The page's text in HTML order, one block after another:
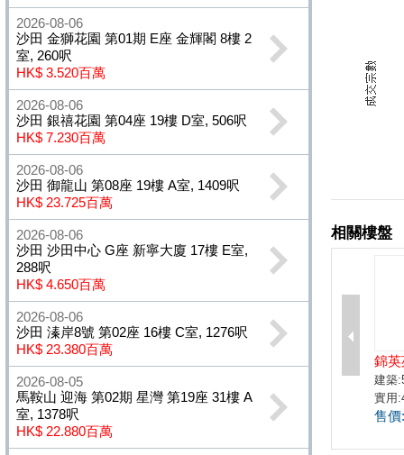
2026-08-06
沙田 金獅花園 第01期 E座 金輝閣 8樓 2
室, 260呎
HK$ 3.520百萬
2026-08-06
沙田 銀禧花園 第04座 19樓 D室, 506呎
HK$ 7.230百萬
2026-08-06
沙田 御龍山 第08座 19樓 A室, 1409呎
HK$ 23.725百萬
2026-08-06
沙田 沙田中心 G座 新寧大廈 17樓 E室,
288呎
HK$ 4.650百萬
2026-08-06
沙田 溱岸8號 第02座 16樓 C室, 1276呎
HK$ 23.380百萬
2026-08-05
馬鞍山 迎海 第02期 星灣 第19座 31樓 A
室, 1378呎
HK$ 22.880百萬